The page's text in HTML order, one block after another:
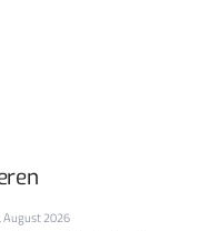
August 2026